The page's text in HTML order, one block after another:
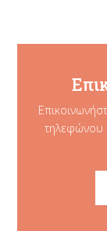
τηλεφώνου